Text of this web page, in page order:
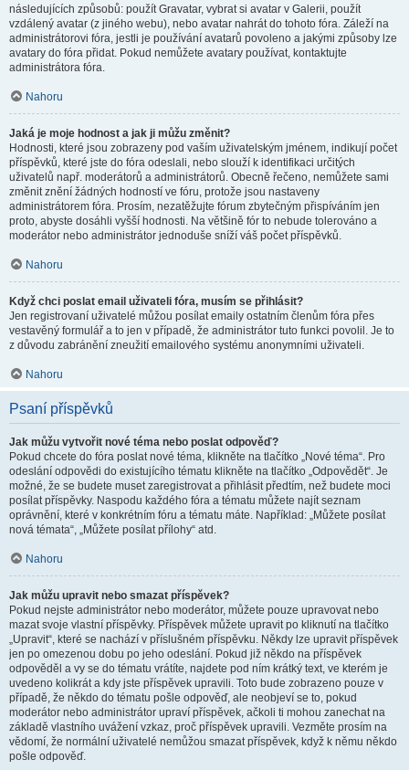
následujících způsobů: použít Gravatar, vybrat si avatar v Galerii, použít
vzdálený avatar (z jiného webu), nebo avatar nahrát do tohoto fóra. Záleží na
administrátorovi fóra, jestli je používání avatarů povoleno a jakými způsoby lze
avatary do fóra přidat. Pokud nemůžete avatary používat, kontaktujte
administrátora fóra.
Nahoru
Jaká je moje hodnost a jak ji můžu změnit?
Hodnosti, které jsou zobrazeny pod vaším uživatelským jménem, indikují počet
příspěvků, které jste do fóra odeslali, nebo slouží k identifikaci určitých
uživatelů např. moderátorů a administrátorů. Obecně řečeno, nemůžete sami
změnit znění žádných hodností ve fóru, protože jsou nastaveny
administrátorem fóra. Prosím, nezatěžujte fórum zbytečným přispíváním jen
proto, abyste dosáhli vyšší hodnosti. Na většině fór to nebude tolerováno a
moderátor nebo administrátor jednoduše sníží váš počet příspěvků.
Nahoru
Když chci poslat email uživateli fóra, musím se přihlásit?
Jen registrovaní uživatelé můžou posílat emaily ostatním členům fóra přes
vestavěný formulář a to jen v případě, že administrátor tuto funkci povolil. Je to
z důvodu zabránění zneužití emailového systému anonymními uživateli.
Nahoru
Psaní příspěvků
Jak můžu vytvořit nové téma nebo poslat odpověď?
Pokud chcete do fóra poslat nové téma, klikněte na tlačítko „Nové téma“. Pro
odeslání odpovědi do existujícího tématu klikněte na tlačítko „Odpovědět“. Je
možné, že se budete muset zaregistrovat a přihlásit předtím, než budete moci
posílat příspěvky. Naspodu každého fóra a tématu můžete najít seznam
oprávnění, které v konkrétním fóru a tématu máte. Například: „Můžete posílat
nová témata“, „Můžete posílat přílohy“ atd.
Nahoru
Jak můžu upravit nebo smazat příspěvek?
Pokud nejste administrátor nebo moderátor, můžete pouze upravovat nebo
mazat svoje vlastní příspěvky. Příspěvek můžete upravit po kliknutí na tlačítko
„Upravit“, které se nachází v příslušném příspěvku. Někdy lze upravit příspěvek
jen po omezenou dobu po jeho odeslání. Pokud již někdo na příspěvek
odpověděl a vy se do tématu vrátíte, najdete pod ním krátký text, ve kterém je
uvedeno kolikrát a kdy jste příspěvek upravili. Toto bude zobrazeno pouze v
případě, že někdo do tématu pošle odpověď, ale neobjeví se to, pokud
moderátor nebo administrátor upraví příspěvek, ačkoli ti mohou zanechat na
základě vlastního uvážení vzkaz, proč příspěvek upravili. Vezměte prosím na
vědomí, že normální uživatelé nemůžou smazat příspěvek, když k němu někdo
pošle odpověď.